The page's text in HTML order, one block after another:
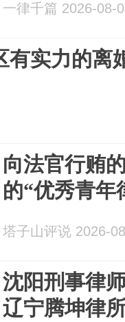
一律千篇 2026-08-
有实力的离
向法官行贿
的“优秀青年
塔子山评说 2026-
沈阳刑事律
辽宁腾坤律